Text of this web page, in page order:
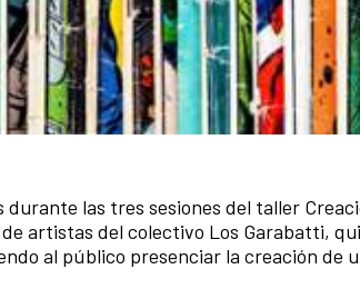
las tres sesiones del taller
artistas del colectivo Los Garabatti,
al público presenciar la creación de